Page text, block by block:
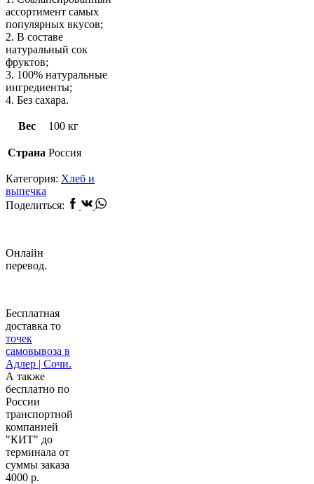
ассортимент самых
популярных вкусов;
2. В составе
натуральный сок
фруктов;
3. 100% натуральные
ингредиенты;
4. Без сахара.
Вес 100 кг
Страна Россия
Категория: Хлеб и
выпечка
Поделиться: Facebook
Vk Whatsapp
Онлайн
перевод.
Бесплатная
доставка то
точек
самовывоза в
Адлер | Сочи.
А также
бесплатно по
России
транспортной
компанией
"КИТ" до
терминала от
суммы заказа
4000 р.